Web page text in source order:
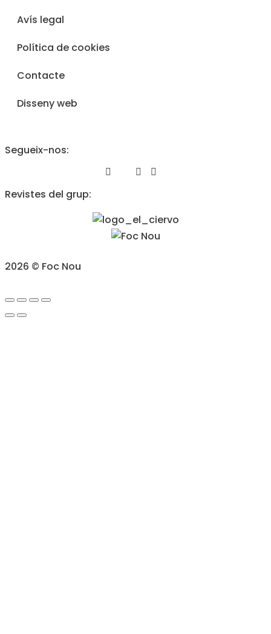
Avís legal
Política de cookies
Contacte
Disseny web
Segueix-nos:
Revistes del grup:
2026 © Foc Nou